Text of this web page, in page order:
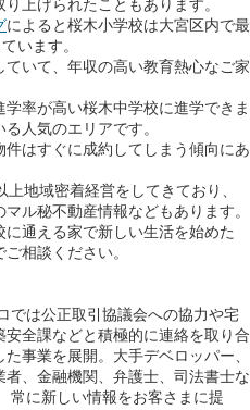
上げられたこともあります。
によると桜木小学校は大宮区内で最
います。
いて、年収の高い教育熱心なご家
率が高い桜木中学校に進学できま
人気のエリアです。
はすぐに成約してしまう傾向にあ
地域密着経営をしてきており、
ル秘不動産情報などもあります。
に通える家で新しい生活を始めた
相談ください。
では公正取引協議会への協力や宅
全課などと積極的に連絡を取り合
事業を展開。大手デベロッパー、
、金融機関、弁護士、司法書士な
常に新しい情報をお客さまに提